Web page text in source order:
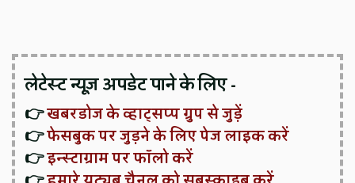
लेटेस्ट न्यूज़ अपडेट पाने के लिए -
👉खबरडोज के व्हाट्सप्प ग्रुप से जुड़ें
👉फेसबुक पर जुड़ने के लिए पेज लाइक करें
👉इन्स्टाग्राम पर फॉलो करें